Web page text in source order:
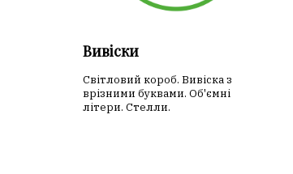
Вивіски
Світловий короб. Вивіска з
врізними буквами. Об'ємні
літери. Стелли.